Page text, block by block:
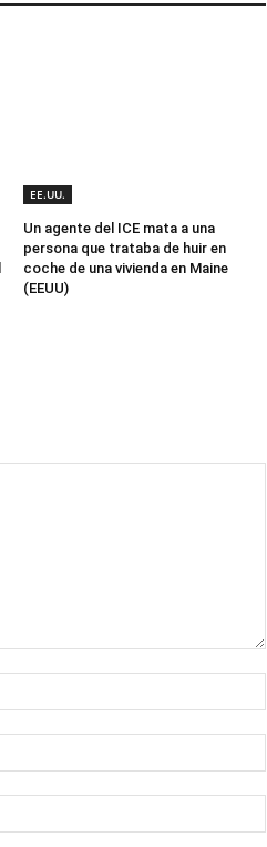
EE.UU.
Un agente del ICE mata a una
persona que trataba de huir en
coche de una vivienda en Maine
(EEUU)